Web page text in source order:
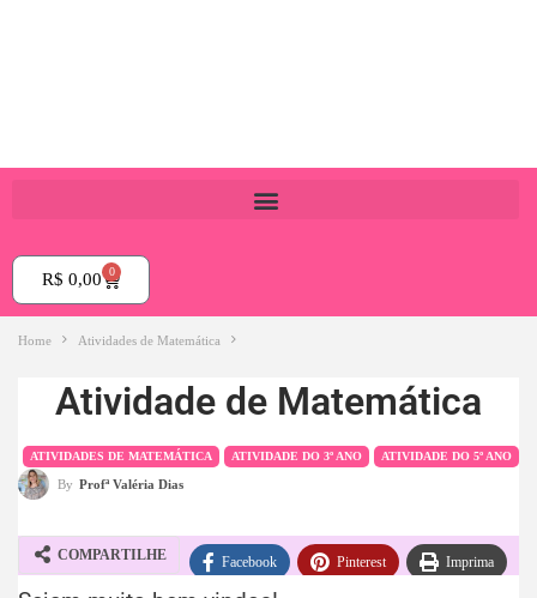
R$ 0,00 0
Home Atividades de Matemática
Atividade de Matemática
ATIVIDADES DE MATEMÁTICA ATIVIDADE DO 3º ANO ATIVIDADE DO 5º ANO
By Profª Valéria Dias
COMPARTILHE Facebook Pinterest Imprima